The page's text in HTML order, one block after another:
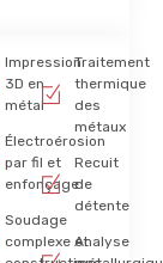
Impression
3D en
métal
Électroérosion
par fil et
enfonçage
Soudage
complexe et
Traitement
thermique
des
métaux
Recuit
de
détente
Analyse